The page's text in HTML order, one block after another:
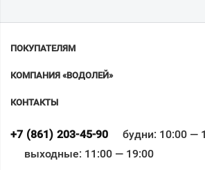
ПОКУПАТЕЛЯМ
КОМПАНИЯ «ВОДОЛЕЙ»
КОНТАКТЫ
+7 (861) 203-45-90
будни: 10:00 —
выходные: 11:00 — 19:00
Всё верно